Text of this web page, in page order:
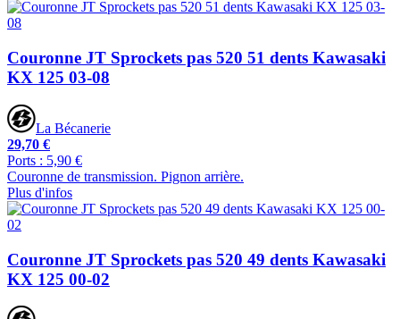
Couronne JT Sprockets pas 520 51 dents Kawasaki
KX 125 03-08
La Bécanerie
29,70 €
Ports : 5,90 €
Couronne de transmission. Pignon arrière.
Plus d'infos
Couronne JT Sprockets pas 520 49 dents Kawasaki
KX 125 00-02